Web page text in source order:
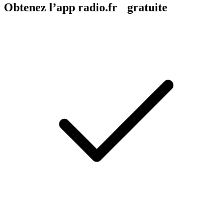
Obtenez l’app radio.fr gratuite